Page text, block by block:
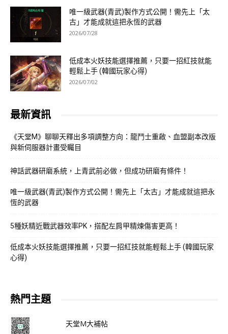
唯一級武器(青武)製作方式公開！需先上「太
古」才能成就這把永恆的武器
2026/07/28
低成本火妖技能選擇推薦，只要一招紅技就能
輕鬆上手 (韓國玩家心得)
2026/07/02
最新資訊
《天堂M》聊聊天釋出多項調整方向：龍鬥士重啟、血盟副本改版
與新伺服器計畫受矚目
神話武器研磨系統，上青武前必做，但成功研磨有條件！
唯一級武器(青武)製作方式公開！需先上「太古」才能成就這把永
恆的武器
5種妖精近戰武器效率PK，搭配左肩甲精煉傷害更高！
低成本火妖技能選擇推薦，只要一招紅技就能輕鬆上手 (韓國玩家
心得)
熱門主題
天堂M大補帖